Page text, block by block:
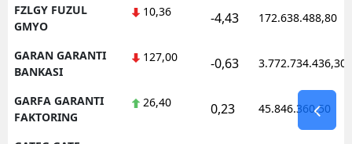
FZLGY FUZUL
GMYO
10,36 -4,43 172.638.488,80
GARAN GARANTI
BANKASI
127,00 -0,63 3.772.734.436,30
GARFA GARANTI
FAKTORING
26,40 0,23 45.846.360,50